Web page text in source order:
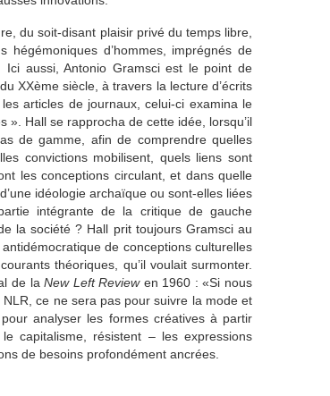
du soit-disant plaisir privé du temps libre,
d’hommes, imprégnés de
Ici aussi, Antonio Gramsci est le point de
XXème siècle, à travers la lecture d’écrits
articles de journaux, celui-ci examina le
». Hall se rapprocha de cette idée, lorsqu’il
de gamme, afin de comprendre quelles
convictions mobilisent, quels liens sont
les conceptions circulant, et dans quelle
idéologie archaïque ou sont-elles liées
intégrante de la critique de gauche
la société ? Hall prit toujours Gramsci au
de conceptions culturelles
théoriques, qu’il voulait surmonter.
de laNew Left Review en 1960 : «Si nous
ce ne sera pas pour suivre la mode et
analyser les formes créatives à partir
capitalisme, résistent – les expressions
de besoins profondément ancrées.